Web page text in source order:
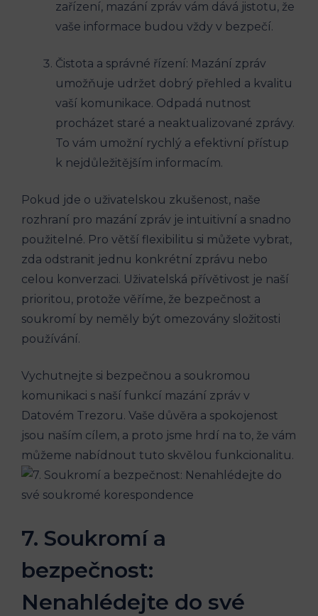
zařízení, mazání zpráv vám dává jistotu, že
vaše informace budou vždy v bezpečí.
Čistota a správné řízení: Mazání zpráv
umožňuje udržet dobrý přehled a kvalitu
vaší komunikace. Odpadá nutnost
procházet staré a neaktualizované zprávy.
To vám umožní rychlý a efektivní přístup
k nejdůležitějším informacím.
Pokud jde o uživatelskou zkušenost, naše
rozhraní pro mazání zpráv je intuitivní a snadno
použitelné. Pro větší flexibilitu si můžete vybrat,
zda odstranit jednu konkrétní zprávu nebo
celou konverzaci. Uživatelská přívětivost je naší
prioritou, protože věříme, že bezpečnost a
soukromí by neměly být omezovány složitosti
používání.
Vychutnejte si bezpečnou a soukromou
komunikaci s naší funkcí mazání zpráv v
Datovém Trezoru. Vaše důvěra a spokojenost
jsou naším cílem, a proto jsme hrdí na to, že vám
můžeme nabídnout tuto skvělou funkcionalitu.
7. Soukromí a
bezpečnost:
Nenahlédejte do své